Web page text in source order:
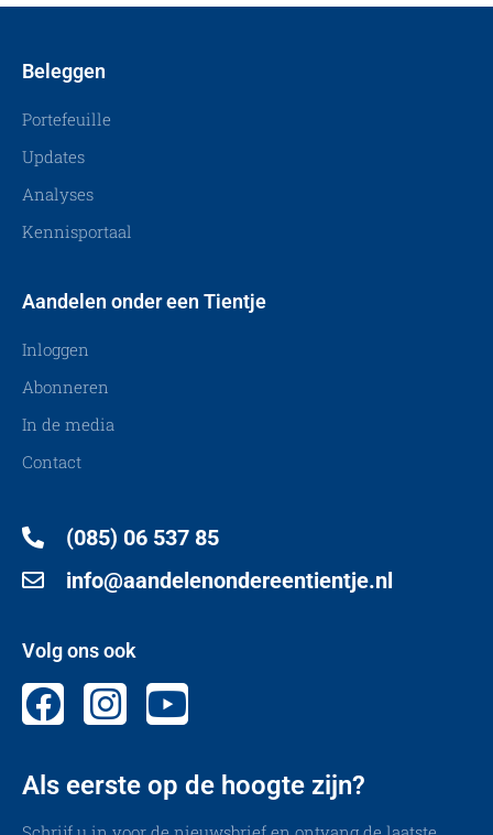
Beleggen
Portefeuille
Updates
Analyses
Kennisportaal
Aandelen onder een Tientje
Inloggen
Abonneren
In de media
Contact
(085) 06 537 85
info@aandelenondereentientje.nl
Volg ons ook
Als eerste op de hoogte zijn?